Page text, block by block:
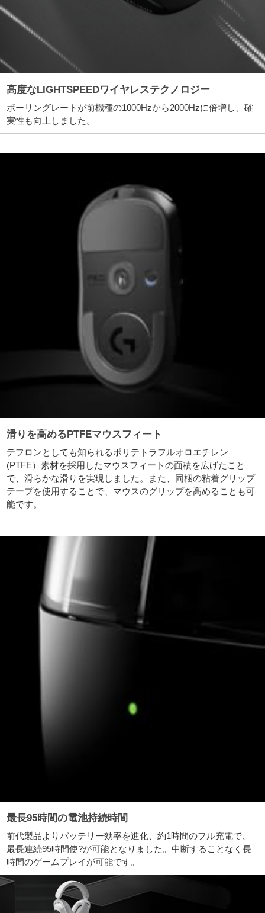
高度なLIGHTSPEEDワイヤレステクノロジー
ポーリングレートが前機種の1000Hzから2000Hzに倍増し、確
実性も向上しました。
滑りを高めるPTFEマウスフィート
テフロンとしても知られるポリテトラフルオロエチレン
(PTFE）素材を採用したマウスフィートの面積を広げたこと
で、滑らかな滑りを実現しました。また、同梱の粘着グリップ
テープを使用することで、マウスのグリップを高めることも可
能です。
最長95時間の電池持続時間
前代製品よりバッテリー効率を進化、約1時間のフル充電で、
最長連続95時間使?が可能となりました。中断することなく長
時間のゲームプレイが可能です。